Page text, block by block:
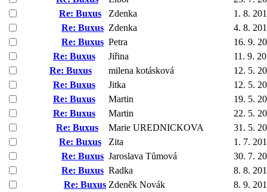
Re: Buxus
Zdenka
1. 8.
Re: Buxus Zdenka
4. 8.
Re: Buxus Petra
16. 9.
Re: Buxus
Jiřina
11. 9.
Re: Buxus
milena kotásková
12. 5.
Re: Buxus
Jitka
12. 5.
Re: Buxus
Martin
19. 5.
Re: Buxus
Martin
22. 5.
Re: Buxus
Marie UREDNICKOVA
31. 5.
Re: Buxus
Zita
1. 7.
Re: Buxus Jaroslava Tůmová
30. 7.
Re: Buxus Radka
8. 8.
Re: Buxus Zdeněk Novák
8. 9.